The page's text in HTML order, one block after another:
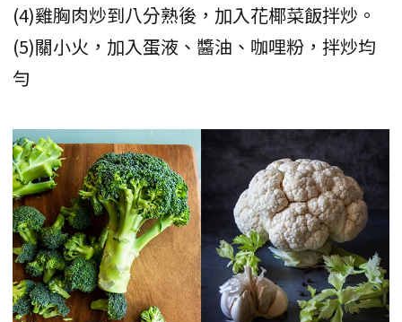
(4)雞胸肉炒到八分熟後，加入花椰菜飯拌炒。
(5)關小火，加入蛋液、醬油、咖哩粉，拌炒均
勻